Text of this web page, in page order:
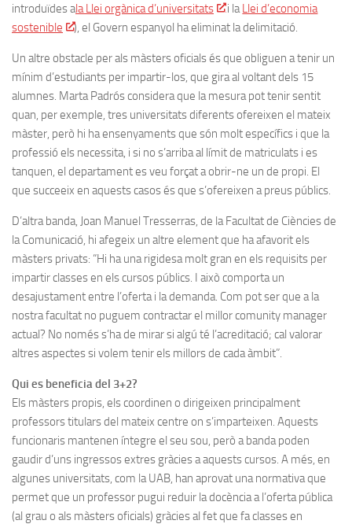
introduïdes ala Llei orgànica d’universitats i la Llei d’economia
sostenible
), el Govern espanyol ha eliminat la delimitació.
Un altre obstacle per als màsters oficials és que obliguen a tenir un
mínim d’estudiants per impartir-los, que gira al voltant dels 15
alumnes. Marta Padrós considera que la mesura pot tenir sentit
quan, per exemple, tres universitats diferents ofereixen el mateix
màster, però hi ha ensenyaments que són molt específics i que la
professió els necessita, i si no s’arriba al límit de matriculats i es
tanquen, el departament es veu forçat a obrir-ne un de propi. El
que succeeix en aquests casos és que s’ofereixen a preus públics.
D’altra banda, Joan Manuel Tresserras, de la Facultat de Ciències de
la Comunicació, hi afegeix un altre element que ha afavorit els
màsters privats: “Hi ha una rigidesa molt gran en els requisits per
impartir classes en els cursos públics. I això comporta un
desajustament entre l’oferta i la demanda. Com pot ser que a la
nostra facultat no puguem contractar el millor comunity manager
actual? No només s’ha de mirar si algú té l’acreditació; cal valorar
altres aspectes si volem tenir els millors de cada àmbit”.
Qui es beneficia del 3+2?
Els màsters propis, els coordinen o dirigeixen principalment
professors titulars del mateix centre on s’imparteixen. Aquests
funcionaris mantenen íntegre el seu sou, però a banda poden
gaudir d’uns ingressos extres gràcies a aquests cursos. A més, en
algunes universitats, com la UAB, han aprovat una normativa que
permet que un professor pugui reduir la docència a l’oferta pública
(al grau o als màsters oficials) gràcies al fet que fa classes en